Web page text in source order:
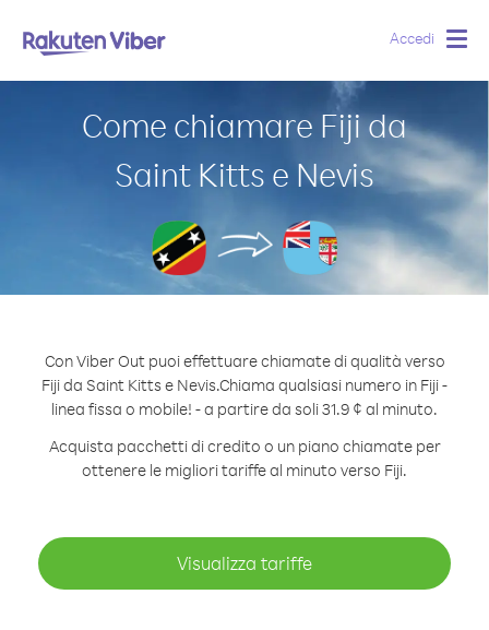
Accedi
Come chiamare Fiji da
Saint Kitts e Nevis
Con Viber Out puoi effettuare chiamate di qualità verso
Fiji da Saint Kitts e Nevis.Chiama qualsiasi numero in Fiji -
linea fissa o mobile! - a partire da soli 31.9 ¢ al minuto.
Acquista pacchetti di credito o un piano chiamate per
ottenere le migliori tariffe al minuto verso Fiji.
Visualizza tariffe